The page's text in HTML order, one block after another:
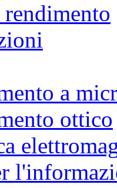
a
ottico